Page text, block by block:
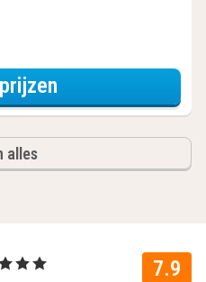
voor Boutique
alles
7.9